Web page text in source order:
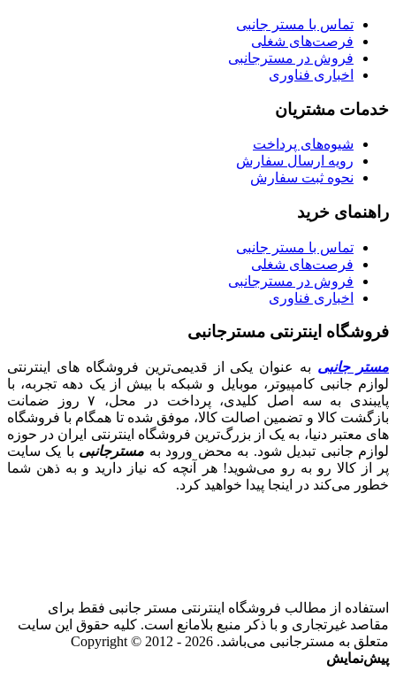
تماس با مستر جانبی
فرصت‌های شغلی
فروش در مسترجانبی
اخباری فناوری
خدمات مشتریان
شیوه‌های پرداخت
رویه ارسال سفارش
نحوه ثبت سفارش
راهنمای خرید
تماس با مستر جانبی
فرصت‌های شغلی
فروش در مسترجانبی
اخباری فناوری
فروشگاه اینترنتی مسترجانبی
مستر جانبی به عنوان یکی از قدیمی‌ترین فروشگاه های اینترنتی
لوازم جانبی کامپیوتر، موبایل و شبکه با بیش از یک دهه تجربه، با
پایبندی به سه اصل کلیدی، پرداخت در محل، ۷ روز ضمانت
بازگشت کالا و تضمین اصالت کالا، موفق شده تا همگام با فروشگاه‌
های معتبر دنیا، به یک از بزرگ‌ترین فروشگاه اینترنتی ایران در حوزه
لوازم جانبی تبدیل شود. به محض ورود به مسترجانبی با یک سایت
پر از کالا رو به رو می‌شوید! هر آنچه که نیاز دارید و به ذهن شما
خطور می‌کند در اینجا پیدا خواهید کرد.
استفاده از مطالب فروشگاه اینترنتی مستر جانبی فقط برای
مقاصد غیرتجاری و با ذکر منبع بلامانع است. کلیه حقوق این سایت
متعلق به مسترجانبی می‌باشد. Copyright © 2012 - 2026
پیش‌نمایش